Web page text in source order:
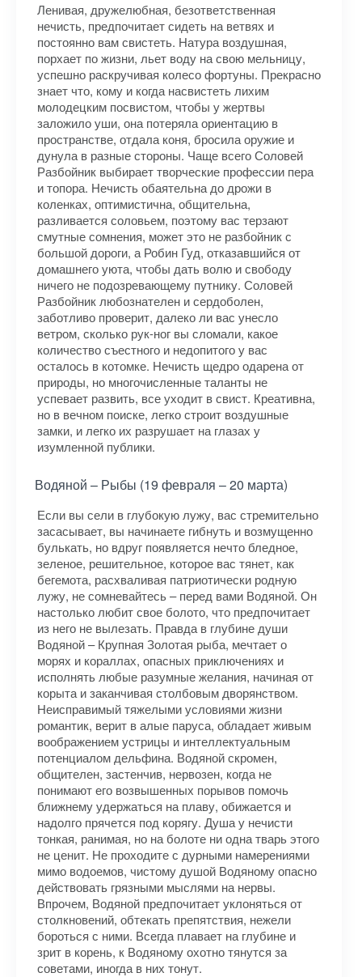
Ленивая, дружелюбная, безответственная
нечисть, предпочитает сидеть на ветвях и
постоянно вам свистеть. Натура воздушная,
порхает по жизни, льет воду на свою мельницу,
успешно раскручивая колесо фортуны. Прекрасно
знает что, кому и когда насвистеть лихим
молодецким посвистом, чтобы у жертвы
заложило уши, она потеряла ориентацию в
пространстве, отдала коня, бросила оружие и
дунула в разные стороны. Чаще всего Соловей
Разбойник выбирает творческие профессии пера
и топора. Нечисть обаятельна до дрожи в
коленках, оптимистична, общительна,
разливается соловьем, поэтому вас терзают
смутные сомнения, может это не разбойник с
большой дороги, а Робин Гуд, отказавшийся от
домашнего уюта, чтобы дать волю и свободу
ничего не подозревающему путнику. Соловей
Разбойник любознателен и сердоболен,
заботливо проверит, далеко ли вас унесло
ветром, сколько рук-ног вы сломали, какое
количество съестного и недопитого у вас
осталось в котомке. Нечисть щедро одарена от
природы, но многочисленные таланты не
успевает развить, все уходит в свист. Креативна,
но в вечном поиске, легко строит воздушные
замки, и легко их разрушает на глазах у
изумленной публики.
Водяной – Рыбы (19 февраля – 20 марта)
Если вы сели в глубокую лужу, вас стремительно
засасывает, вы начинаете гибнуть и возмущенно
булькать, но вдруг появляется нечто бледное,
зеленое, решительное, которое вас тянет, как
бегемота, расхваливая патриотически родную
лужу, не сомневайтесь – перед вами Водяной. Он
настолько любит свое болото, что предпочитает
из него не вылезать. Правда в глубине души
Водяной – Крупная Золотая рыба, мечтает о
морях и кораллах, опасных приключениях и
исполнять любые разумные желания, начиная от
корыта и заканчивая столбовым дворянством.
Неисправимый тяжелыми условиями жизни
романтик, верит в алые паруса, обладает живым
воображением устрицы и интеллектуальным
потенциалом дельфина. Водяной скромен,
общителен, застенчив, нервозен, когда не
понимают его возвышенных порывов помочь
ближнему удержаться на плаву, обижается и
надолго прячется под корягу. Душа у нечисти
тонкая, ранимая, но на болоте ни одна тварь этого
не ценит. Не проходите с дурными намерениями
мимо водоемов, чистому душой Водяному опасно
действовать грязными мыслями на нервы.
Впрочем, Водяной предпочитает уклоняться от
столкновений, обтекать препятствия, нежели
бороться с ними. Всегда плавает на глубине и
зрит в корень, к Водяному охотно тянутся за
советами, иногда в них тонут.